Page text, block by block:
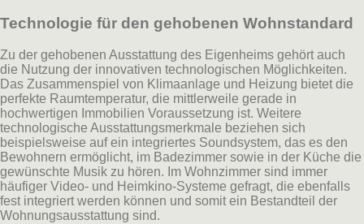
Technologie für den gehobenen Wohnstandard
Zu der gehobenen Ausstattung des Eigenheims gehört auch
die Nutzung der innovativen technologischen Möglichkeiten.
Das Zusammenspiel von Klimaanlage und Heizung bietet die
perfekte Raumtemperatur, die mittlerweile gerade in
hochwertigen Immobilien Voraussetzung ist. Weitere
technologische Ausstattungsmerkmale beziehen sich
beispielsweise auf ein integriertes Soundsystem, das es den
Bewohnern ermöglicht, im Badezimmer sowie in der Küche die
gewünschte Musik zu hören. Im Wohnzimmer sind immer
häufiger Video- und Heimkino-Systeme gefragt, die ebenfalls
fest integriert werden können und somit ein Bestandteil der
Wohnungsausstattung sind.